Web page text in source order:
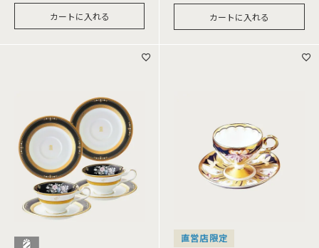
カートに入れる カートに入れる
直営店限定